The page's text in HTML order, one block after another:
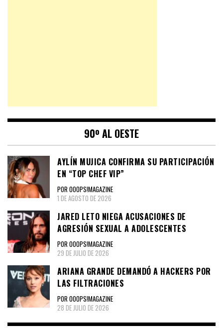
90º AL OESTE
AYLÍN MUJICA CONFIRMA SU PARTICIPACIÓN
EN “TOP CHEF VIP”
POR OOOPS!MAGAZINE
1 DE AGOSTO DE 2026
JARED LETO NIEGA ACUSACIONES DE
AGRESIÓN SEXUAL A ADOLESCENTES
POR OOOPS!MAGAZINE
29 DE JULIO DE 2026
ARIANA GRANDE DEMANDÓ A HACKERS POR
LAS FILTRACIONES
POR OOOPS!MAGAZINE
28 DE JULIO DE 2026